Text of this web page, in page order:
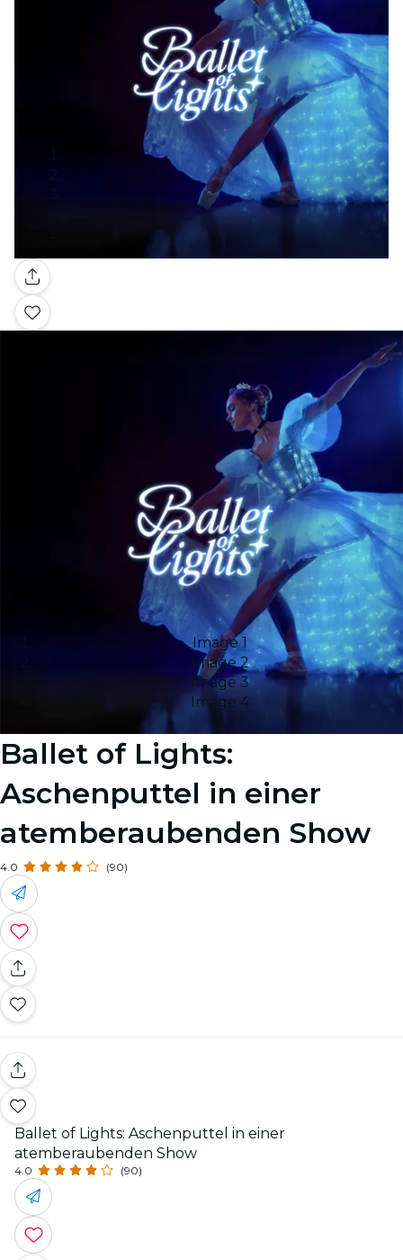
Galerie
Image 1
Image 2
Image 3
Image 4
Ballet of Lights:
Aschenputtel in einer
atemberaubenden Show
4.0 (90)
Ballet of Lights: Aschenputtel in einer
atemberaubenden Show
4.0 (90)